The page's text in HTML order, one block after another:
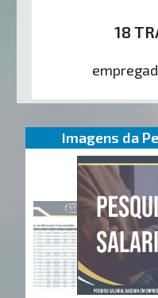
18
Imagens da